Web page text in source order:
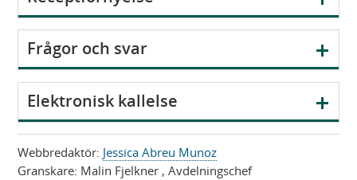
i
s
a
V
i
s
a
Frågor och svar
V
i
s
a
Elektronisk kallelse
Webbredaktör: Jessica Abreu Munoz
Granskare: Malin Fjelkner , Avdelningschef